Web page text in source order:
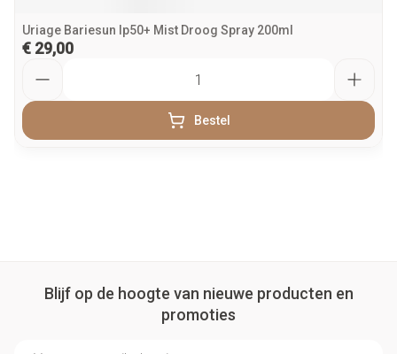
Uriage Bariesun Ip50+ Mist Droog Spray 200ml
€ 29,00
Bestel
Blijf op de hoogte van nieuwe producten en
promoties